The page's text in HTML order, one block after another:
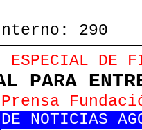
290
ESPECIAL DE
PARA
NOTICIAS